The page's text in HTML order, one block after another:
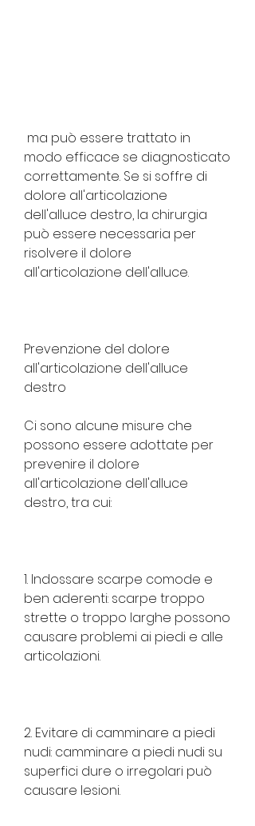
modo efficace se diagnosticato
correttamente. Se si soffre di
dolore all'articolazione
dell'alluce destro, la chirurgia
può essere necessaria per
risolvere il dolore
all'articolazione dell'alluce.
Prevenzione del dolore
all'articolazione dell'alluce
destro
Ci sono alcune misure che
possono essere adottate per
prevenire il dolore
all'articolazione dell'alluce
destro, tra cui:
1. Indossare scarpe comode e
ben aderenti: scarpe troppo
strette o troppo larghe possono
causare problemi ai piedi e alle
articolazioni.
2. Evitare di camminare a piedi
nudi: camminare a piedi nudi su
superfici dure o irregolari può
causare lesioni.